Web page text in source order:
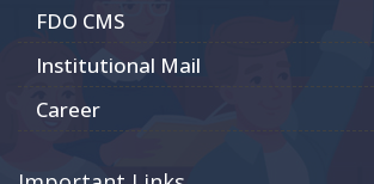
FDO CMS
Institutional Mail
Career